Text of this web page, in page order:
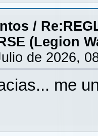
/
(Legion
de 2026,
me